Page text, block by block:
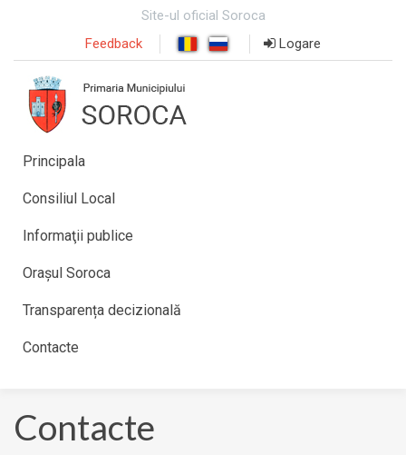
Site-ul oficial Soroca
Feedback
Logare
Principala
Consiliul Local
Informaţii publice
Orașul Soroca
Transparența decizională
Contacte
Contacte